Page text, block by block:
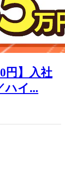
円】入社
ハイ...